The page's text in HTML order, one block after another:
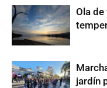
Ola
jardín